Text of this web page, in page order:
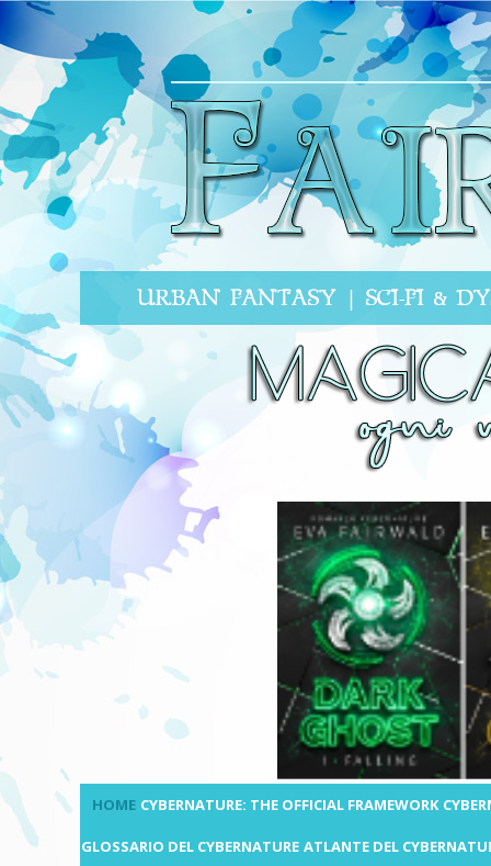
HOME CYBERNATURE: THE OFFICIAL FRAMEWORK
GLOSSARIO DEL CYBERNATURE ATLANTE DEL